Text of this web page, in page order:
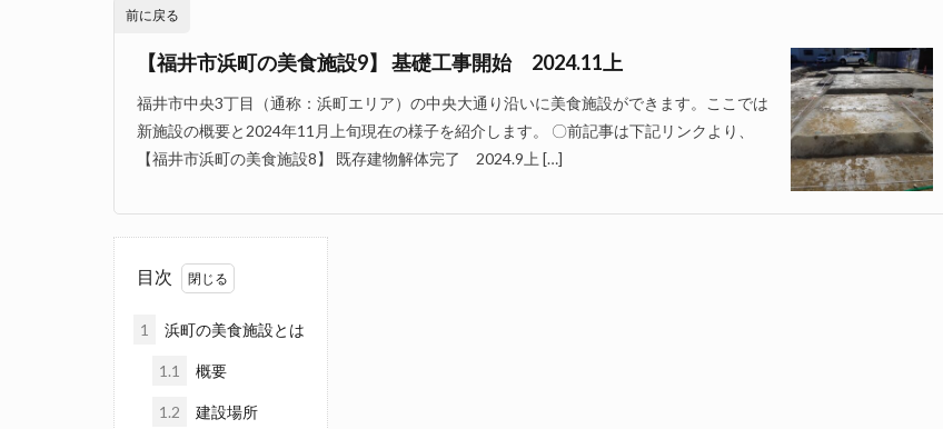
前に戻る
【福井市浜町の美食施設9】 基礎工事開始 2024.11上
福井市中央3丁目（通称：浜町エリア）の中央大通り沿いに美食施設ができます。ここでは
新施設の概要と2024年11月上旬現在の様子を紹介します。 〇前記事は下記リンクより、
【福井市浜町の美食施設8】 既存建物解体完了 2024.9上 […]
目次
1 浜町の美食施設とは
1.1 概要
1.2 建設場所